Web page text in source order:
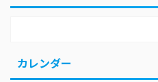
カレンダー